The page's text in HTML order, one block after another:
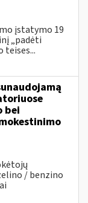
įstatymo 19
„padėti
teises...
bei
/ benzino